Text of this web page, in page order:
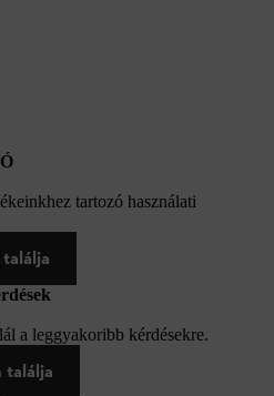
tartozó használati
a leggyakoribb kérdésekre.
találja